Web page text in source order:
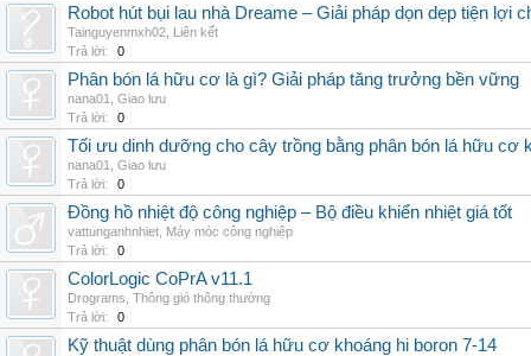
Robot hút bụi lau nhà Dreame – Giải pháp dọn dẹp tiện lợi
Tainguyenmxh02 Liên kết
Trả lời:
0
Phân bón lá hữu cơ là gì? Giải pháp tăng trưởng bền vững
nana01
Giao lưu
Trả lời:
0
Tối ưu dinh dưỡng cho cây trồng bằng phân bón lá hữu cơ
nana01
Giao lưu
Trả lời:
0
Đồng hồ nhiệt độ công nghiệp – Bộ điều khiển nhiệt giá tốt
vattunganhnhiet Máy móc công nghiệp
Trả lời:
0
ColorLogic CoPrA v11.1
Drograms Thông gió thông thường
Trả lời:
0
Kỹ thuật dùng phân bón lá hữu cơ khoáng hi boron 7-14